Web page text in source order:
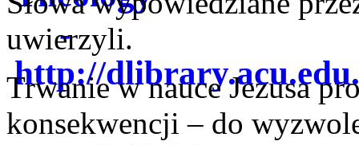
uwierzyli.
Trwanie w nauce Jezusa
konsekwencji – do